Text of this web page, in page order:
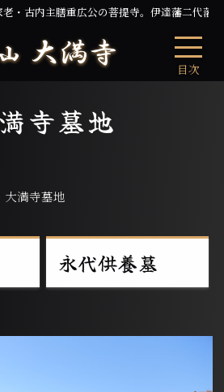
・古内主膳重広公の菩提寺。伊達藩二代藩
目次
寺墓地
大満寺墓地
永代供養墓